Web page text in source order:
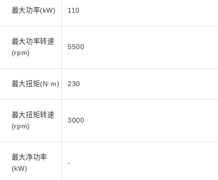
最大功率(kW) 110
最大功率转速
(rpm)
5500
最大扭矩(N·m) 230
最大扭矩转速
(rpm)
3000
最大净功率
(kW)
-